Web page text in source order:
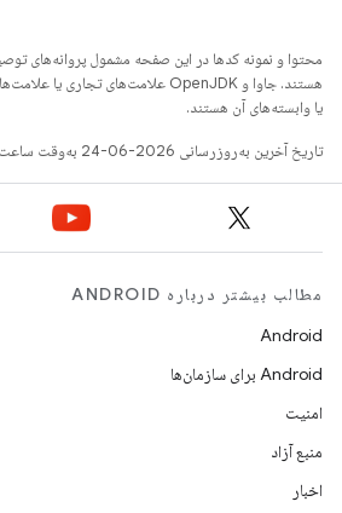
محتوا و نمونه کدها در این صفحه مشمول پروانه‌های
یا وابسته‌های آن هستند.
تاریخ آخرین به‌روزرسانی 2026-06-24 به‌وقت ساعت هماهنگ جهانی.
مطالب بیشتر درباره ANDROID
Android
Android برای سازمان‌ها
امنیت
منبع آزاد
اخبار